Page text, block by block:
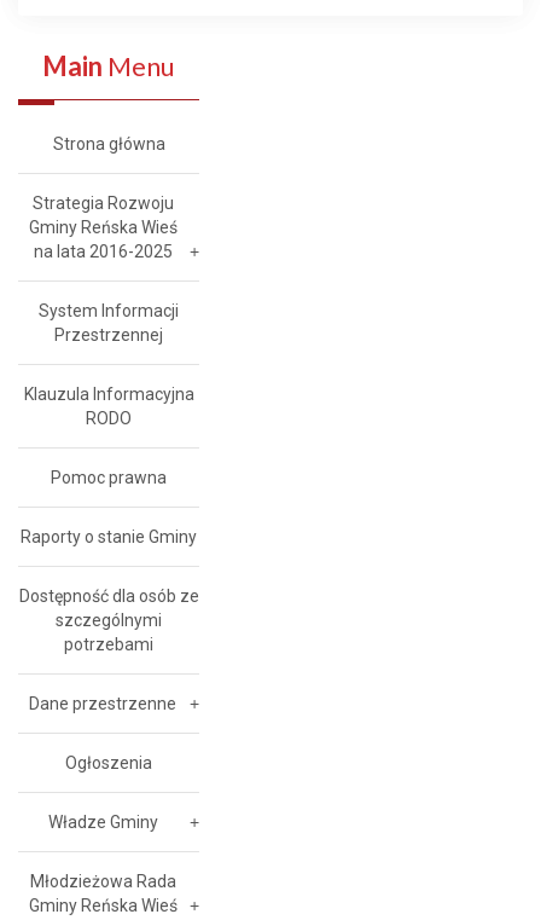
Main Menu
Strona główna
Strategia Rozwoju
Gminy Reńska Wieś
na lata 2016-2025
System Informacji
Przestrzennej
Klauzula Informacyjna
RODO
Pomoc prawna
Raporty o stanie Gminy
Dostępność dla osób ze
szczególnymi
potrzebami
Dane przestrzenne
Ogłoszenia
Władze Gminy
Młodzieżowa Rada
Gminy Reńska Wieś